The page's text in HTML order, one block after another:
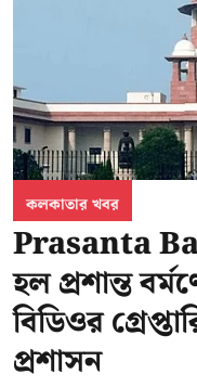
কলকাতার খবর
Prasanta
হল প্রশান্ত
বিডিওর
প্রশাসন